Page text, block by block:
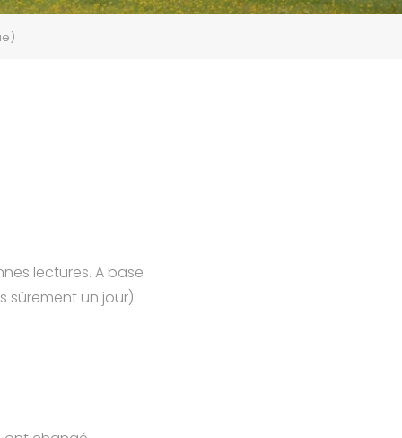
lectures. A base
sûrement un jour)